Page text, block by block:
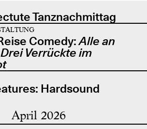
Tanznachmittag
Comedy:Alle an
Verrückte im
Hardsound
April 2026